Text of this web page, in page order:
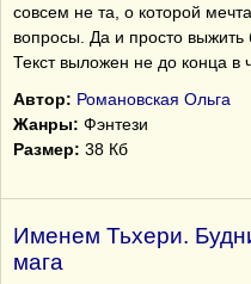
совсем не та, о которой
вопросы. Да и просто выжить
Текст выложен не до конца в
Автор: Романовская Ольга
Жанры: Фэнтези
Размер: 38 Кб
Именем Тьхери.
мага